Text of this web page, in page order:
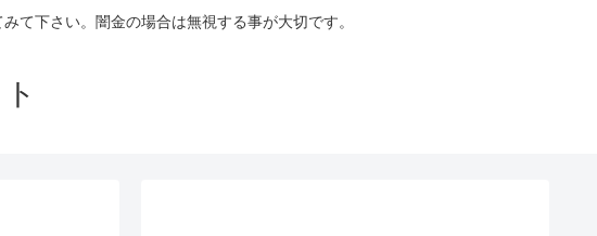
て下さい。闇金の場合は無視する事が大切です。